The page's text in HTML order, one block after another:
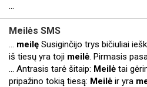
...
Meilės SMS
... meilę Susiginčijo trys bičiuliai
iš tiesų yra toji meilė. Pirmasis
... Antrasis tarė šitaip: Meilė tai
pripažino tokią tiesą: Meilė ir yra